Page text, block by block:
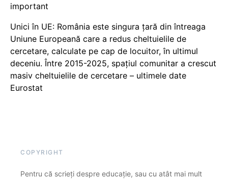
important
Unici în UE: România este singura țară din întreaga
Uniune Europeană care a redus cheltuielile de
cercetare, calculate pe cap de locuitor, în ultimul
deceniu. Între 2015-2025, spațiul comunitar a crescut
masiv cheltuielile de cercetare – ultimele date
Eurostat
COPYRIGHT
Pentru că scrieți despre educație, sau cu atât mai mult